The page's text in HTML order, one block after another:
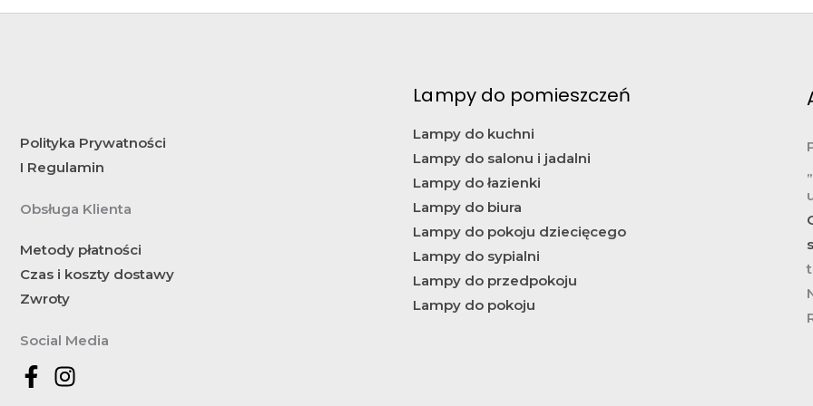
Polityka Prywatności
I Regulamin
Obsługa Klienta
Metody płatności
Czas i koszty dostawy
Zwroty
Social Media
Lampy do pomieszczeń
Lampy do kuchni
Lampy do salonu i jadalni
Lampy do łazienki
Lampy do biura
Lampy do pokoju dziecięcego
Lampy do sypialni
Lampy do przedpokoju
Lampy do pokoju